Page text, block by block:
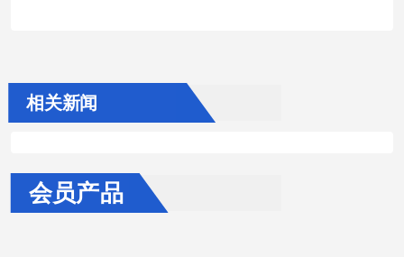
相关新闻
会员产品